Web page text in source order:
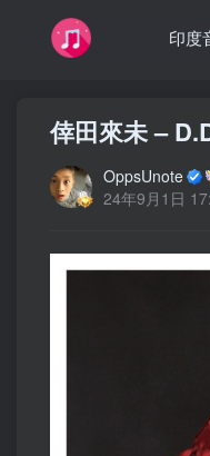
印度
倖田來未 –
OppsUnote
24年9月1日